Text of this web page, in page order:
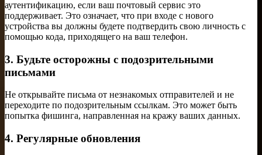
аутентификацию, если ваш почтовый сервис это
поддерживает. Это означает, что при входе с нового
устройства вы должны будете подтвердить свою личность с
помощью кода, приходящего на ваш телефон.
3. Будьте осторожны с подозрительными
письмами
Не открывайте письма от незнакомых отправителей и не
переходите по подозрительным ссылкам. Это может быть
попытка фишинга, направленная на кражу ваших данных.
4. Регулярные обновления